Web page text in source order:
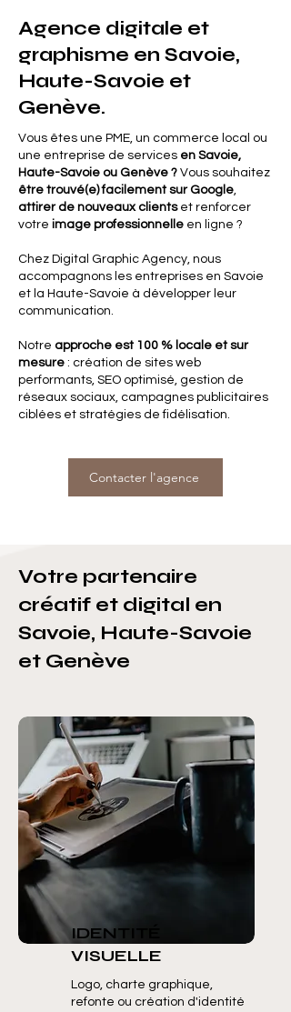
Agence digitale et
graphisme en Savoie,
Haute-Savoie et
Genève.
Vous êtes une PME, un commerce local ou
une entreprise de services en Savoie,
Haute-Savoie ou Genève ? Vous souhaitez
être trouvé(e) facilement sur Google,
attirer de nouveaux clientset renforcer
votre image professionnelle en ligne ?
Chez Digital Graphic Agency, nous
accompagnons les entreprises en Savoie
et la Haute-Savoie à développer leur
communication.
Notre approche est 100 % locale et sur
mesure : création de sites web
performants, SEO optimisé, gestion de
réseaux sociaux, campagnes publicitaires
ciblées et stratégies de fidélisation.
Contacter l'agence
Votre partenaire
créatif et digital en
Savoie, Haute-Savoie
et Genève
IDENTITÉ
VISUELLE
Logo, charte graphique,
refonte ou création d'identité